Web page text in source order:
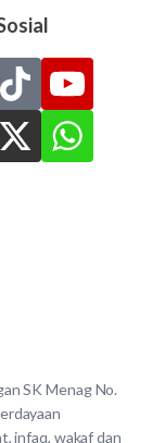
SK Menag No.
infaq, wakaf dan